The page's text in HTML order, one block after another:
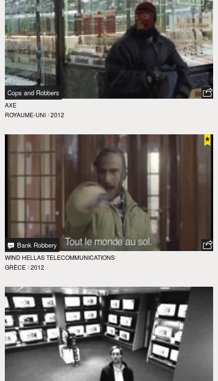
Cops and Robbers
AXE
ROYAUME-UNI / 2012
Bank Robbery
WIND HELLAS TELECOMMUNICATIONS
GRÈCE / 2012